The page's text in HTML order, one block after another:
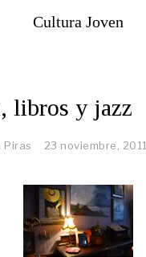
Cultura Joven
libros y jazz
Piras 23 noviembre, 2011